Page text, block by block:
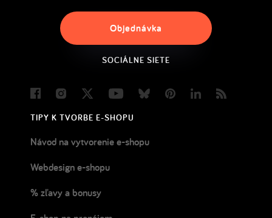
Objednávka
SOCIÁLNE SIETE
FacebookInstagram
Twitter YoutubeBlueskyPinterestLinkedIn
TIPY K TVORBE E-SHOPU
Návod na vytvorenie e-shopu
Webdesign e-shopu
% zľavy a bonusy